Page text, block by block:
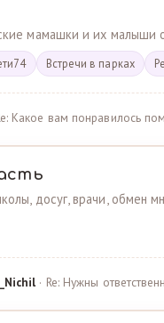
мамашки и их
Встречи в парках
Какое вам понравилось
досуг, врачи, обмен
· Re: Нужны